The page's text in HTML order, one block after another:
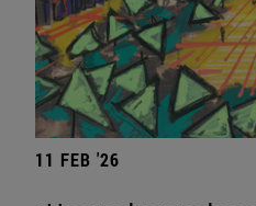
11 FEB '26